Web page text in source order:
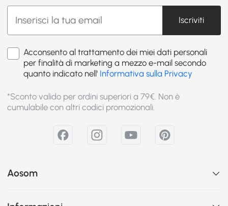
Iscriviti
Acconsento al trattamento dei miei dati personali
per finalità di marketing a mezzo e-mail secondo
quanto indicato nell' Informativa sulla Privacy
*Sconto valido per ordini superiori a 79€. Non è
cumulabile con altri codici promozionali.
Aosom